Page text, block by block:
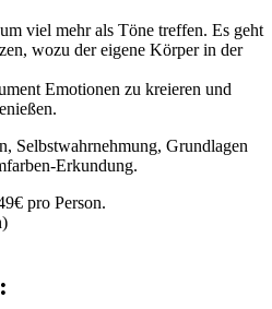
viel mehr als Töne treffen. Es geht
wozu der eigene Körper in der
Emotionen zu kreieren und
Selbstwahrnehmung, Grundlagen
Erkundung.
pro Person.